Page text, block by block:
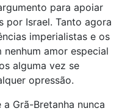
para apoiar
por Israel. Tanto agora
imperialistas e os
nenhum amor especial
alguma vez se
opressão.
Grã-Bretanha nunca